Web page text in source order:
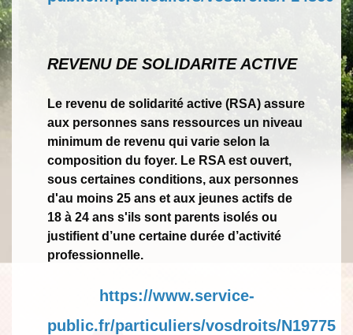
REVENU DE SOLIDARITE ACTIVE
Le revenu de solidarité active (RSA) assure
aux personnes sans ressources un niveau
minimum de revenu qui varie selon la
composition du foyer. Le RSA est ouvert,
sous certaines conditions, aux personnes
d'au moins 25 ans et aux jeunes actifs de
18 à 24 ans s'ils sont parents isolés ou
justifient d’une certaine durée d’activité
professionnelle.
https://www.service-
public.fr/particuliers/vosdroits/N19775